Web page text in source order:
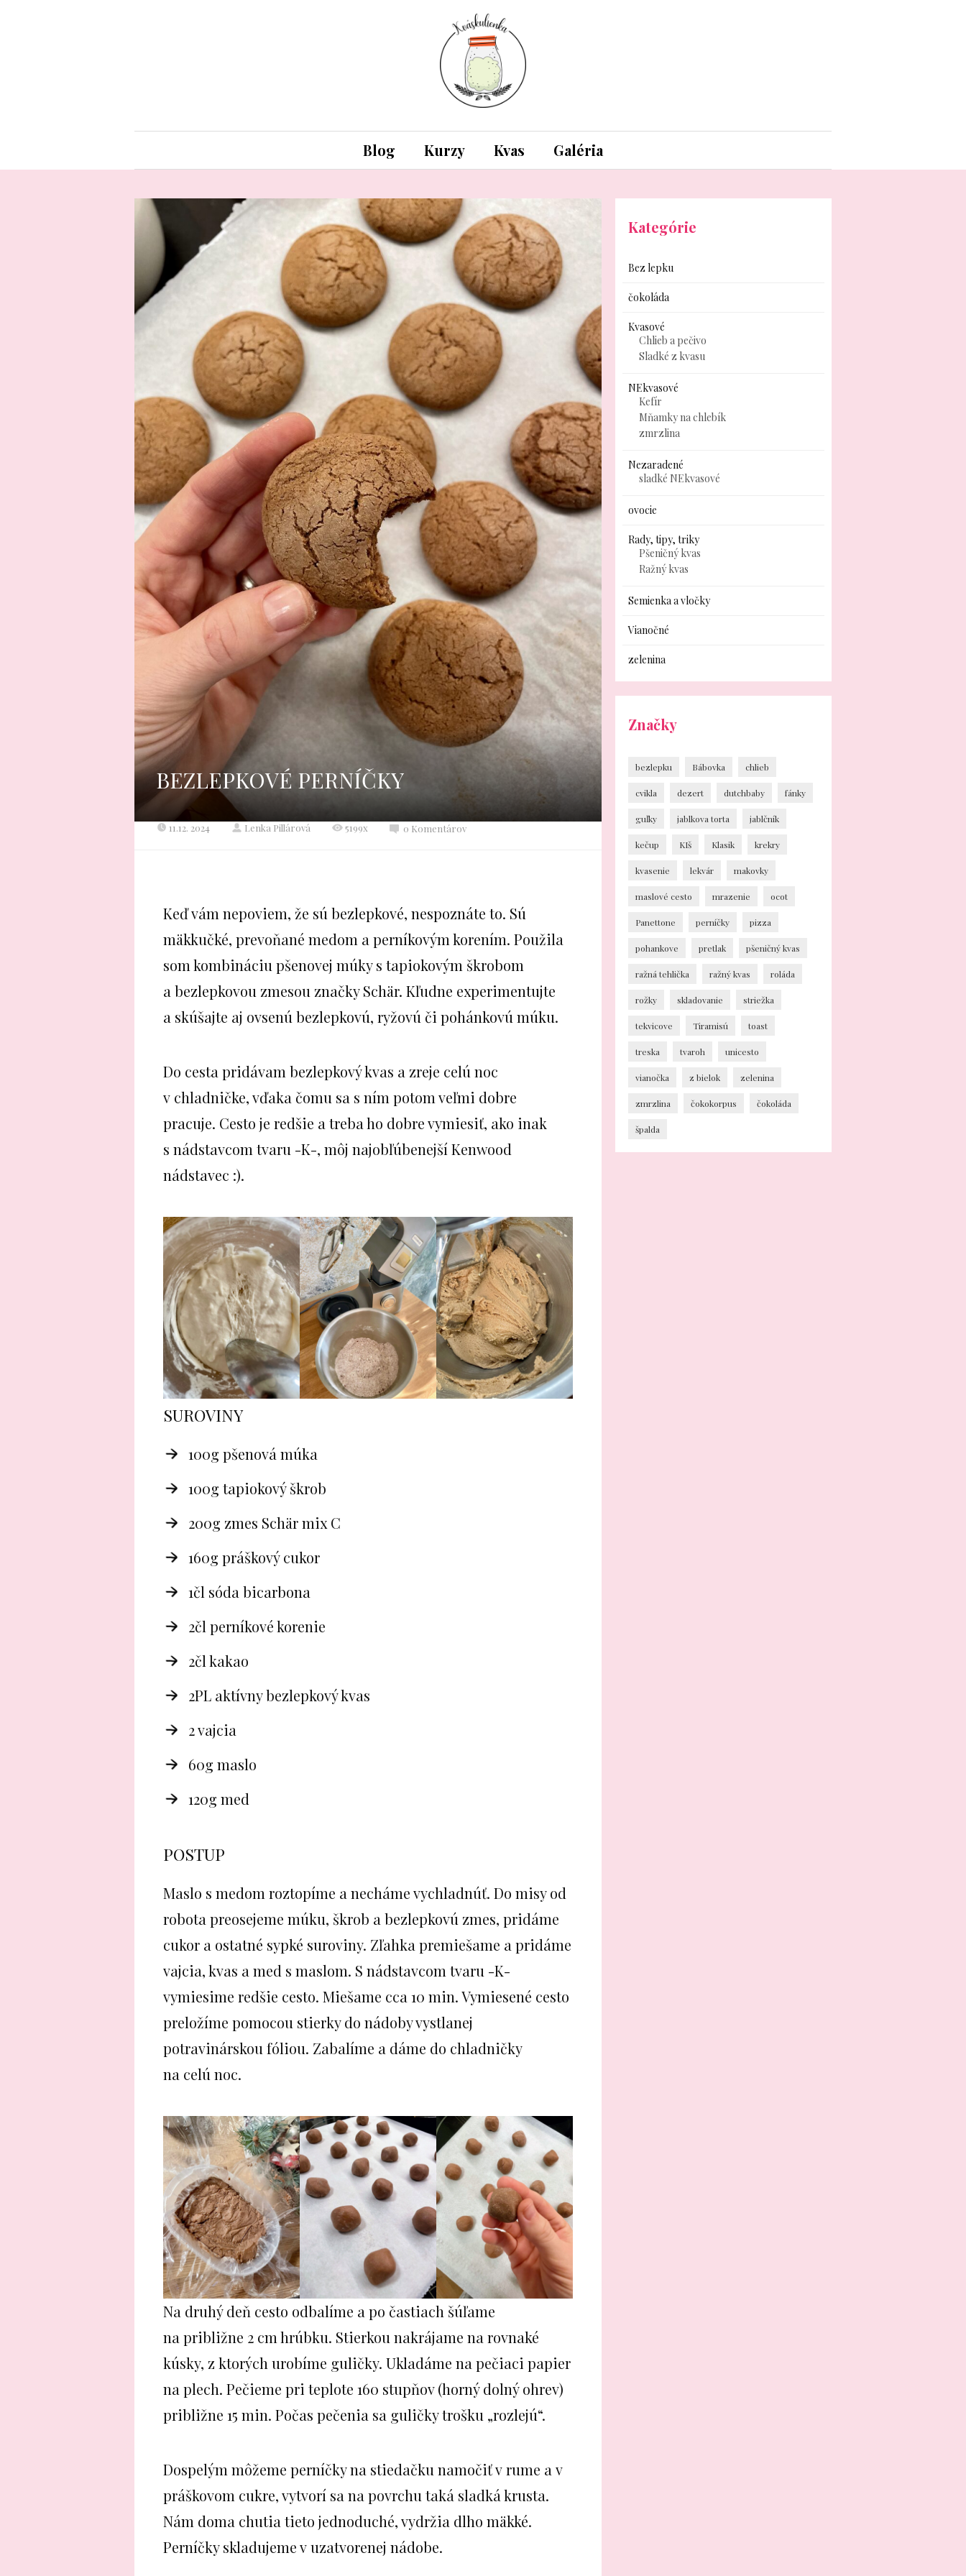
Blog Kurzy Kvas Galéria
BEZLEPKOVÉ PERNÍČKY
11.12. 2024 Lenka Pillárová 5199x 0 Komentárov
Keď vám nepoviem, že sú bezlepkové, nespoznáte to. Sú
mäkkučké, prevoňané medom a perníkovým korením. Použila
som kombináciu pšenovej múky s tapiokovým škrobom
a bezlepkovou zmesou značky Schär. Kľudne experimentujte
a skúšajte aj ovsenú bezlepkovú, ryžovú či pohánkovú múku.
Do cesta pridávam bezlepkový kvas a zreje celú noc
v chladničke, vďaka čomu sa s ním potom veľmi dobre
pracuje. Cesto je redšie a treba ho dobre vymiesiť, ako inak
s nádstavcom tvaru -K-, môj najobľúbenejší Kenwood
nádstavec :).
SUROVINY
100g pšenová múka
100g tapiokový škrob
200g zmes Schär mix C
160g práškový cukor
1čl sóda bicarbona
2čl perníkové korenie
2čl kakao
2PL aktívny bezlepkový kvas
2 vajcia
60g maslo
120g med
POSTUP
Maslo s medom roztopíme a necháme vychladnúť. Do misy od
robota preosejeme múku, škrob a bezlepkovú zmes, pridáme
cukor a ostatné sypké suroviny. Zľahka premiešame a pridáme
vajcia, kvas a med s maslom. S nádstavcom tvaru -K-
vymiesime redšie cesto. Miešame cca 10 min. Vymiesené cesto
preložíme pomocou stierky do nádoby vystlanej
potravinárskou fóliou. Zabalíme a dáme do chladničky
na celú noc.
Na druhý deň cesto odbalíme a po častiach šúľame
na približne 2 cm hrúbku. Stierkou nakrájame na rovnaké
kúsky, z ktorých urobíme guličky. Ukladáme na pečiaci papier
na plech. Pečieme pri teplote 160 stupňov (horný dolný ohrev)
približne 15 min. Počas pečenia sa guličky trošku „rozlejú“.
Dospelým môžeme perníčky na stiedačku namočiť v rume a v
práškovom cukre, vytvorí sa na povrchu taká sladká krusta.
Nám doma chutia tieto jednoduché, vydržia dlho mäkké.
Perníčky skladujeme v uzatvorenej nádobe.
Kategórie
Bez lepku
čokoláda
Kvasové
Chlieb a pečivo
Sladké z kvasu
NEkvasové
Kefír
Mňamky na chlebík
zmrzlina
Nezaradené
sladké NEkvasové
ovocie
Rady, tipy, triky
Pšeničný kvas
Ražný kvas
Semienka a vločky
Vianočné
zelenina
Značky
bezlepku Bábovka chlieb
cvikla dezert dutchbaby fánky
guľky jablkova torta jablčník
kečup KIš Klasik krekry
kvasenie lekvár makovky
maslové cesto mrazenie ocot
Panettone perníčky pizza
pohankove pretlak pšeničný kvas
ražná tehlička ražný kvas roláda
rožky skladovanie striežka
tekvicove Tiramisú toast
treska tvaroh unicesto
vianočka z bielok zelenina
zmrzlina čokokorpus čokoláda
špalda